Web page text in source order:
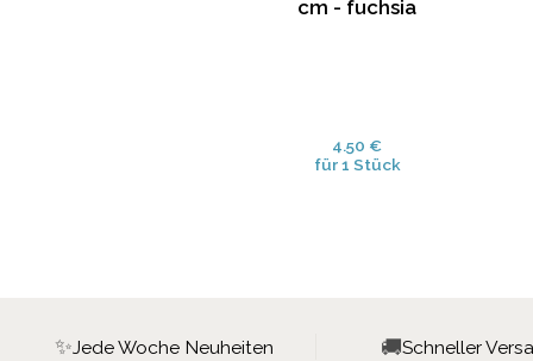
cm - fuchsia
4.50 €
für 1 Stück
✨Jede Woche Neuheiten 🚚Schneller